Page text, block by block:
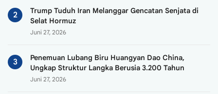
Trump Tuduh Iran Melanggar Gencatan Senjata di
Selat Hormuz
Juni 27, 2026
Penemuan Lubang Biru Huangyan Dao China,
Ungkap Struktur Langka Berusia 3.200 Tahun
Juni 27, 2026